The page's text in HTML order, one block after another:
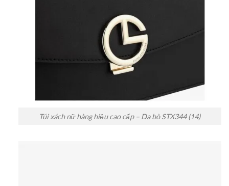
Túi xách nữ hàng hiệu cao cấp – Da bò STX344 (14)